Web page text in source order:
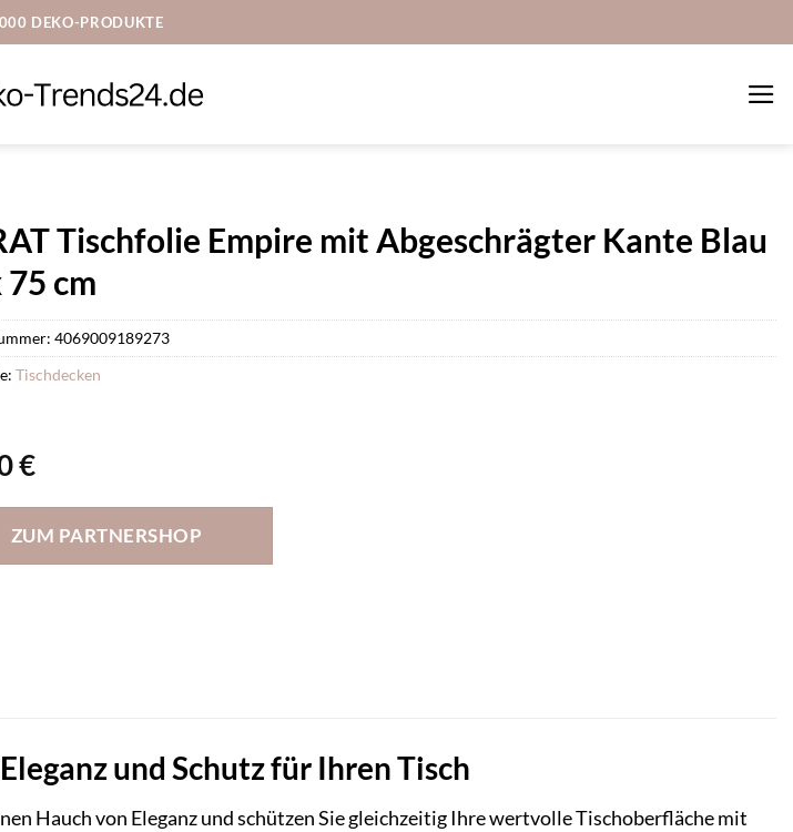
DEKO-PRODUKTE
Tischfolie Empire mit Abgeschrägter Kante Blau
75 cm
€
ZUM PARTNERSHOP
4069009189273
Tischdecken
und Schutz für Ihren Tisch
Hauch von Eleganz und schützen Sie gleichzeitig Ihre wertvolle Tischoberfläche mit